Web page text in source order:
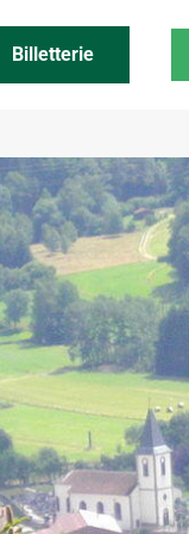
Billetterie